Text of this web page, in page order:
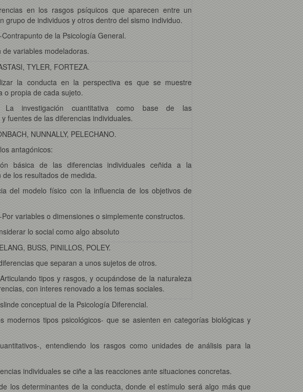
en los rasgos psíquicos que aparecen entre un
grupo de individuos y otros dentro del sismo individuo.
Contrapunto de la Psicología General.
de variables modeladoras.
TYLER, FORTEZA.
la conducta en la perspectiva es que se muestre
o propia de cada sujeto.
La investigación cuantitativa como base de las
fuentes de las diferencias individuales.
NUNNALLY, PELECHANO.
antagónicos:
básica de las diferencias individuales ceñida a la
de los resultados de medida.
del modelo físico con la influencia de los objetivos de
Por variables o dimensiones o simplemente constructos.
lo social como algo absoluto
BUSS, PINILLOS, POLEY.
que separan a unos sujetos de otros.
tipos y rasgos, y ocupándose de la naturaleza
con interes renovado a los temas sociales.
conceptual de la Psicología Diferencial.
tipos psicológicos- que se asienten en categorías biológicas y
, entendiendo los rasgos como unidades de análisis para la
individuales se ciñe a las reacciones ante situaciones concretas.
los determinantes de la conducta, donde el estímulo será algo más que